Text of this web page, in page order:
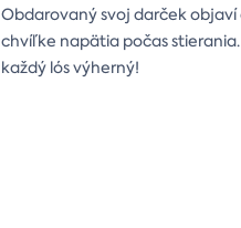
Obdarovaný svoj darček objaví
chvíľke napätia počas
každý lós výherný!